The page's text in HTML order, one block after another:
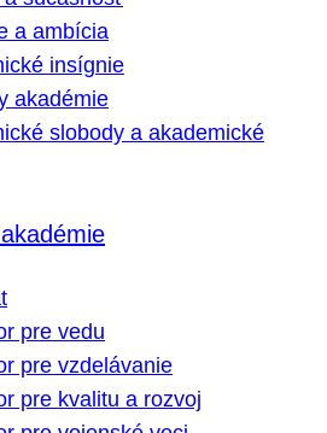
a ambícia
insígnie
akadémie
slobody a akademické
pre vedu
pre vzdelávanie
pre kvalitu a rozvoj